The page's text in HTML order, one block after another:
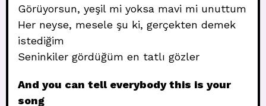
Görüyorsun, yeşil mi yoksa mavi mi unuttum
Her neyse, mesele şu ki, gerçekten demek
istediğim
Seninkiler gördüğüm en tatlı gözler
And you can tell everybody this is your
song